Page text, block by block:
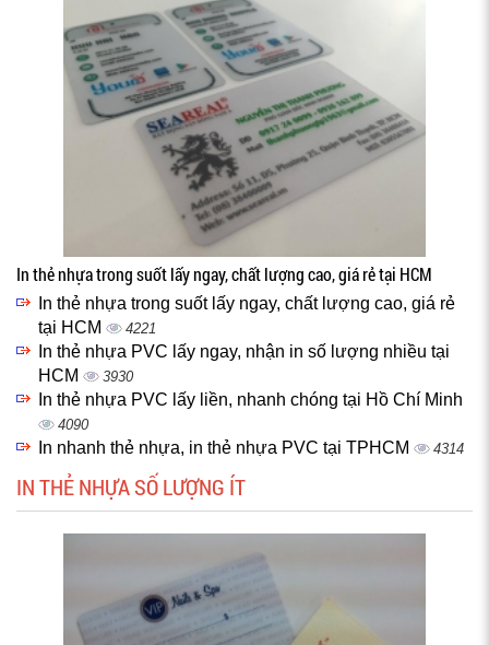
In thẻ nhựa trong suốt lấy ngay, chất lượng cao, giá rẻ tại HCM
In thẻ nhựa trong suốt lấy ngay, chất lượng cao, giá rẻ
tại HCM
4221
In thẻ nhựa PVC lấy ngay, nhận in số lượng nhiều tại
HCM
3930
In thẻ nhựa PVC lấy liền, nhanh chóng tại Hồ Chí Minh
4090
In nhanh thẻ nhựa, in thẻ nhựa PVC tại TPHCM 4314
IN THẺ NHỰA SỐ LƯỢNG ÍT